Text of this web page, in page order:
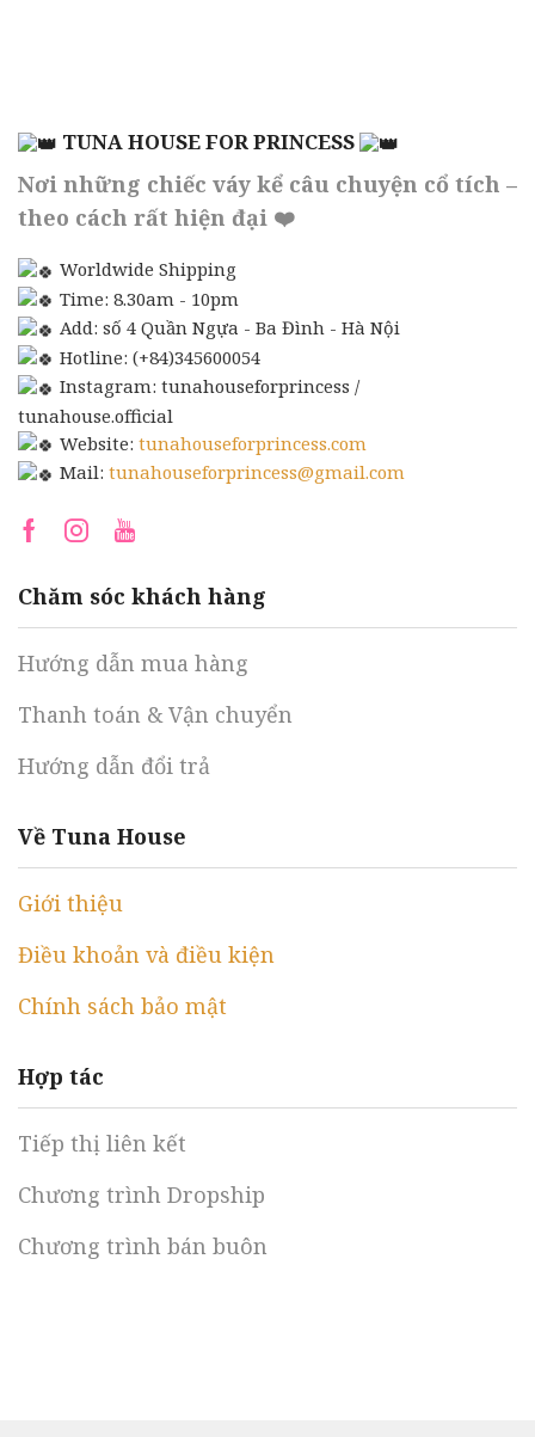
TUNA HOUSE FOR PRINCESS
Nơi những chiếc váy kể câu chuyện cổ tích –
theo cách rất hiện đại ❤️
Worldwide Shipping
Time: 8.30am - 10pm
Add: số 4 Quần Ngựa - Ba Đình - Hà Nội
Hotline: (+84)345600054
Instagram: tunahouseforprincess /
tunahouse.official
Website: tunahouseforprincess.com
Mail: tunahouseforprincess@gmail.com
Facebook
Instagram
Youtube
Chăm sóc khách hàng
Hướng dẫn mua hàng
Thanh toán & Vận chuyển
Hướng dẫn đổi trả
Về Tuna House
Giới thiệu
Điều khoản và điều kiện
Chính sách bảo mật
Hợp tác
Tiếp thị liên kết
Chương trình Dropship
Chương trình bán buôn